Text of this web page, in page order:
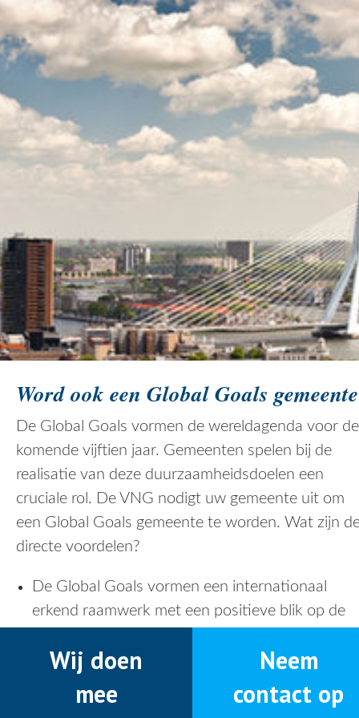
​​​​​​​​​​​​​​Wij doen
mee
Neem
contact op
Word ook een Global Goals gemeente
De Global Goals vormen de wereldagenda voor de
komende vijftien jaar. Gemeenten spelen bij de
realisatie van deze duurzaamheidsdoelen een
cruciale rol. De VNG nodigt uw gemeente uit om
een Global Goals gemeente te worden. Wat zijn
directe voordelen?
De Global Goals vormen een internationaal
erkend raamwerk met een positieve blik op de
als leidraad te gebruiken bij het ontwikkelen en
U draagt direct bij aan een rechtvaardige, veilige